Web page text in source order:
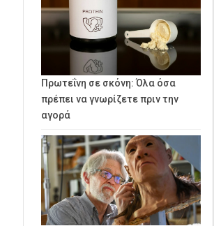
Πρωτεΐνη σε σκόνη: Όλα όσα
πρέπει να γνωρίζετε πριν την
αγορά